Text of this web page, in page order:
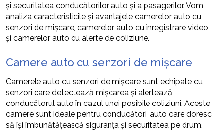
și securitatea conducătorilor auto și a pasagerilor. Vom
analiza caracteristicile și avantajele camerelor auto cu
senzori de mișcare, camerelor auto cu înregistrare video
și camerelor auto cu alerte de coliziune.
Camere auto cu senzori de mișcare
Camerele auto cu senzori de mișcare sunt echipate cu
senzori care detectează mișcarea și alertează
conducătorul auto în cazul unei posibile coliziuni. Aceste
camere sunt ideale pentru conducătorii auto care doresc
să își îmbunătățească siguranța și securitatea pe drum.